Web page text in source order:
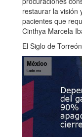
restaurar la visión
pacientes que
Cinthya Marcela
El Siglo de Torreón